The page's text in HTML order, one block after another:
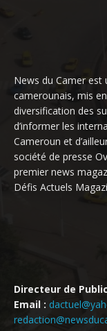
News du Camer est
camerounais, mis
diversification des
d’informer les
Cameroun et
société de presse
premier news
Défis Actuels
Directeur de
Email :